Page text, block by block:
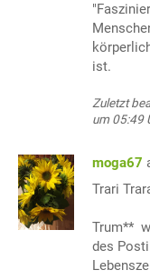
ist.
Zuletzt
um 05:49
moga67
Trari
Trum**
des